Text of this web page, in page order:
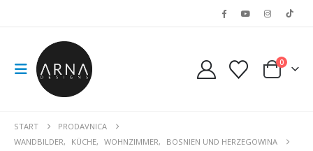
0
START
PRODAVNICA
WANDBILDER, KÜCHE, WOHNZIMMER,
BOSNIEN UND HERZEGOWINA